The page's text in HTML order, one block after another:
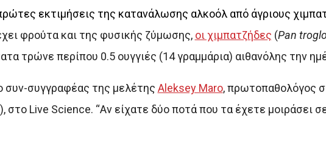
εκτιμήσεις της κατανάλωσης αλκοόλ από άγριους
φρούτα και της φυσικής ζύμωσης, οι χιμπατζήδες (Pan
τρώνε περίπου 0.5 ουγγιές (14 γραμμάρια) αιθανόλης την
συν-συγγραφέας της μελέτης Aleksey Maro, πρωτοπαθολόγος
στο Live Science. “Αν είχατε δύο ποτά που τα έχετε μοιράσει